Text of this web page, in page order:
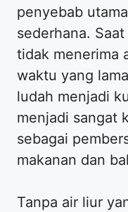
penyebab
sederhana.
tidak menerima
waktu yang
ludah menjadi
menjadi sangat
sebagai
makanan dan
Tanpa air liur